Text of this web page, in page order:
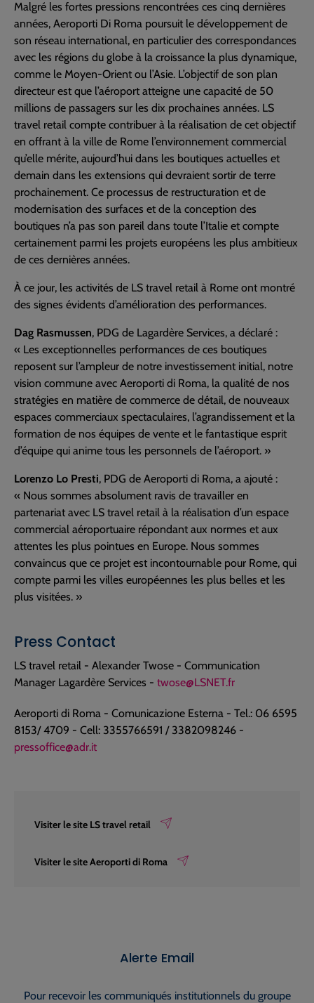
Malgré les fortes pressions rencontrées ces cinq dernières
années, Aeroporti Di Roma poursuit le développement de
son réseau international, en particulier des correspondances
avec les régions du globe à la croissance la plus dynamique,
comme le Moyen-Orient ou l’Asie. L’objectif de son plan
directeur est que l’aéroport atteigne une capacité de 50
millions de passagers sur les dix prochaines années. LS
travel retail compte contribuer à la réalisation de cet objectif
en offrant à la ville de Rome l’environnement commercial
qu’elle mérite, aujourd’hui dans les boutiques actuelles et
demain dans les extensions qui devraient sortir de terre
prochainement. Ce processus de restructuration et de
modernisation des surfaces et de la conception des
boutiques n’a pas son pareil dans toute l’Italie et compte
certainement parmi les projets européens les plus ambitieux
de ces dernières années.
À ce jour, les activités de LS travel retail à Rome ont montré
des signes évidents d’amélioration des performances.
Dag Rasmussen, PDG de Lagardère Services, a déclaré :
« Les exceptionnelles performances de ces boutiques
reposent sur l’ampleur de notre investissement initial, notre
vision commune avec Aeroporti di Roma, la qualité de nos
stratégies en matière de commerce de détail, de nouveaux
espaces commerciaux spectaculaires, l’agrandissement et la
formation de nos équipes de vente et le fantastique esprit
d’équipe qui anime tous les personnels de l’aéroport. »
Lorenzo Lo Presti, PDG de Aeroporti di Roma, a ajouté :
« Nous sommes absolument ravis de travailler en
partenariat avec LS travel retail à la réalisation d’un espace
commercial aéroportuaire répondant aux normes et aux
attentes les plus pointues en Europe. Nous sommes
convaincus que ce projet est incontournable pour Rome, qui
compte parmi les villes européennes les plus belles et les
plus visitées. »
Press Contact
LS travel retail - Alexander Twose - Communication
Manager Lagardère Services - twose@LSNET.fr
Aeroporti di Roma - Comunicazione Esterna - Tel.: 06 6595
8153/ 4709 - Cell: 3355766591 / 3382098246 -
pressoffice@adr.it
Visiter le site LS travel retail
Visiter le site Aeroporti di Roma
Alerte Email
Pour recevoir les communiqués institutionnels du groupe